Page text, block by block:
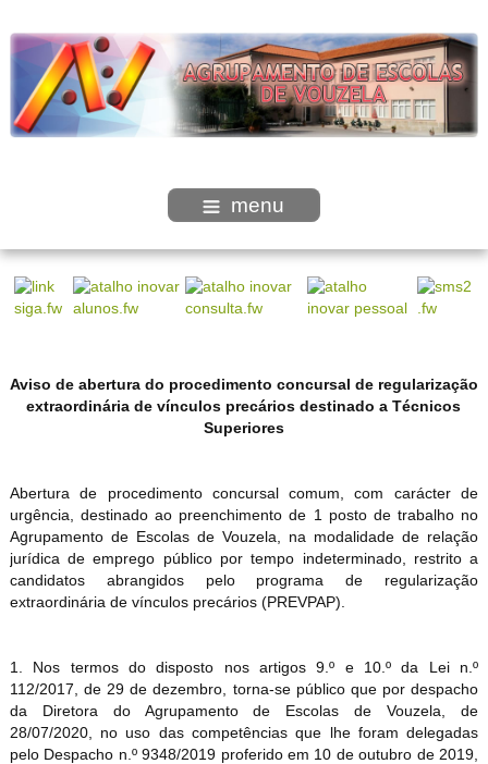
menu
Aviso de abertura do procedimento concursal de regularização
extraordinária de vínculos precários destinado a Técnicos
Superiores
Abertura de procedimento concursal comum, com carácter de
urgência, destinado ao preenchimento de 1 posto de trabalho no
Agrupamento de Escolas de Vouzela, na modalidade de relação
jurídica de emprego público por tempo indeterminado, restrito a
candidatos abrangidos pelo programa de regularização
extraordinária de vínculos precários (PREVPAP).
1. Nos termos do disposto nos artigos 9.º e 10.º da Lei n.º
112/2017, de 29 de dezembro, torna-se público que por despacho
da Diretora do Agrupamento de Escolas de Vouzela, de
28/07/2020, no uso das competências que lhe foram delegadas
pelo Despacho n.º 9348/2019 proferido em 10 de outubro de 2019,